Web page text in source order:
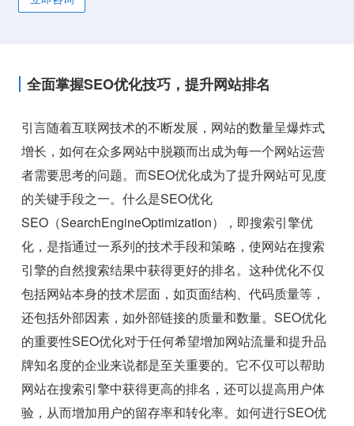
全面掌握SEO优化技巧，提升网站排名
引言随着互联网技术的不断发展，网站的数量呈爆炸式
增长，如何在众多网站中脱颖而出成为每一个网站运营
者需要思考的问题。而SEO优化成为了提升网站可见度
的关键手段之一。什么是SEO优化
SEO（SearchEngineOptimization），即搜索引擎优
化，是指通过一系列的技术手段和策略，使网站在搜索
引擎的自然搜索结果中获得更好的排名。这种优化不仅
包括网站本身的技术层面，如页面结构、代码质量等，
还包括外部因素，如外部链接的质量和数量。SEO优化
的重要性SEO优化对于任何希望增加网站流量和提升品
牌知名度的企业来说都是至关重要的。它不仅可以帮助
网站在搜索引擎中获得更高的排名，还可以提高用户体
验，从而增加用户的留存率和转化率。如何进行SEO优